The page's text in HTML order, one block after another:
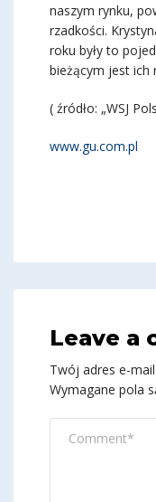
naszym rynku,
rzadkości.
roku były to
bieżącym jest ich
( źródło: „WSJ
www.gu.com.pl
Leave a
Twój adres e-
Wymagane pola